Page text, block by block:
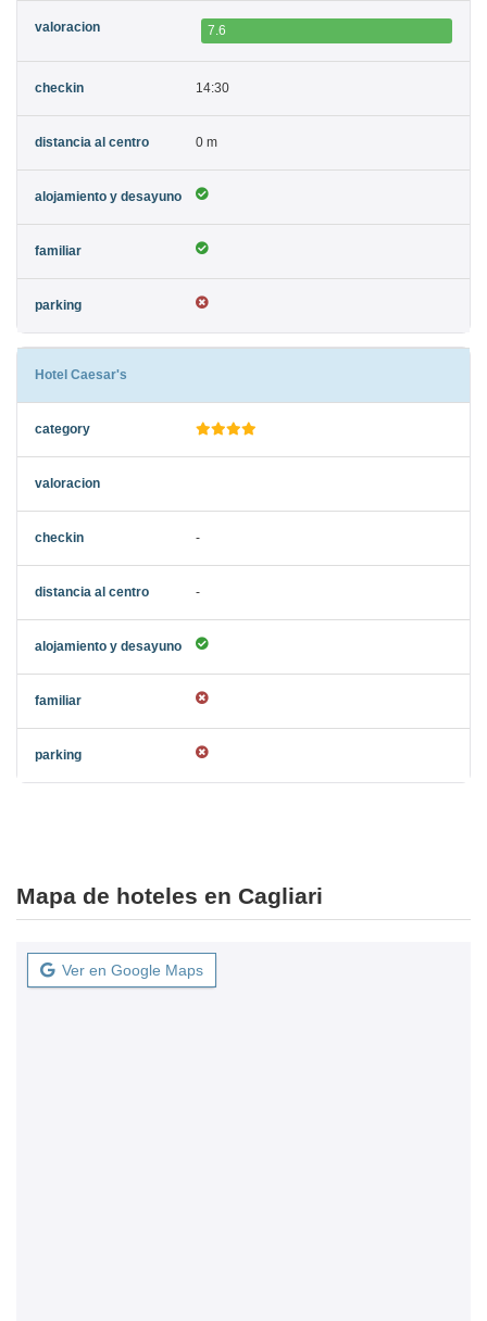
7.6
14:30
0 m
Hotel Caesar's
-
-
Mapa de hoteles en Cagliari
Ver en Google Maps